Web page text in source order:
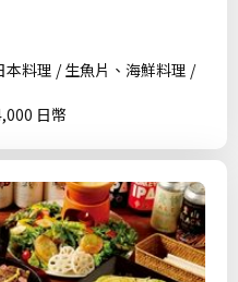
本料理 / 生魚片、海鮮料理 /
日幣